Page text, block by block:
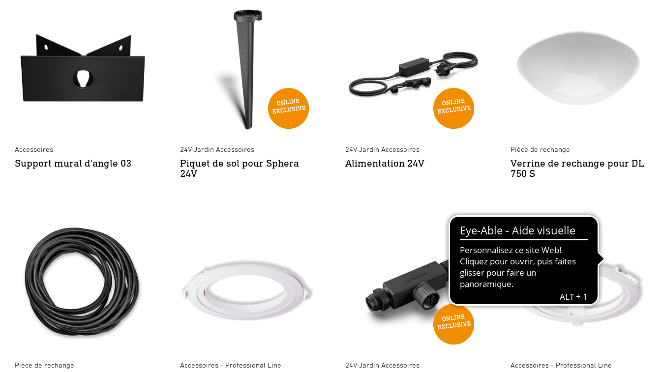
Accessoires
Support mural d'angle 03
24V-Jardin Accessoires
Piquet de sol pour Sphera
24V
24V-Jardin Accessoires
Alimentation 24V
Pièce de rechange
Verrine de rechange pour DL
750 S
Pièce de rechange Accessoires - Professional Line 24V-Jardin Accessoires Accessoires - Professional Line